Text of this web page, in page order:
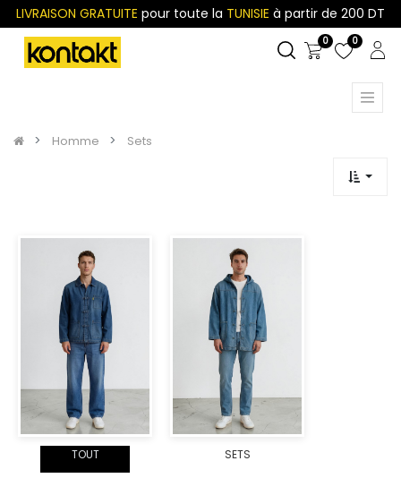
LIVRAISON GRATUITE pour toute la TUNISIE à partir de 200 DT
0 0
Homme Sets
TOUT SETS